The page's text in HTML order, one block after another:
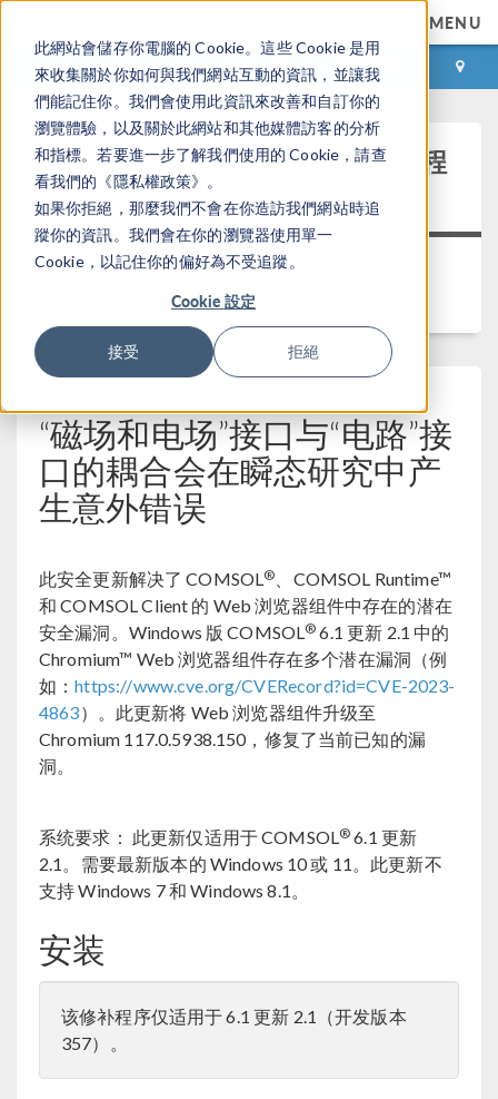
此網站會儲存你電腦的 Cookie。這些 Cookie 是用
來收集關於你如何與我們網站互動的資訊，並讓我
們能記住你。我們會使用此資訊來改善和自訂你的
瀏覽體驗，以及關於此網站和其他媒體訪客的分析
和指標。若要進一步了解我們使用的 Cookie，請查
看我們的《隱私權政策》。
如果你拒絕，那麼我們不會在你造訪我們網站時追
蹤你的資訊。我們會在你的瀏覽器使用單一
Cookie，以記住你的偏好為不受追蹤。
Cookie 設定
接受 拒絕
MENU
登录 咨询与购买
COMSOL®6.1 更新 2.1 的修补程
序 1
发布日期：2023年10月31日
Product Updates
“磁场和电场”接口与“电路”接
口的耦合会在瞬态研究中产
生意外错误
此安全更新解决了 COMSOL®
、COMSOL Runtime™
和 COMSOL Client 的 Web 浏览器组件中存在的潜在
安全漏洞。Windows 版 COMSOL® 6.1 更新 2.1 中的
Chromium™ Web 浏览器组件存在多个潜在漏洞（例
如：https://www.cve.org/CVERecord?id=CVE-2023-
4863）。此更新将 Web 浏览器组件升级至
Chromium 117.0.5938.150，修复了当前已知的漏
洞。
系统要求： 此更新仅适用于 COMSOL® 6.1 更新
2.1。需要最新版本的 Windows 10 或 11。此更新不
支持 Windows 7 和 Windows 8.1。
安装
该修补程序仅适用于 6.1 更新 2.1（开发版本
357）。